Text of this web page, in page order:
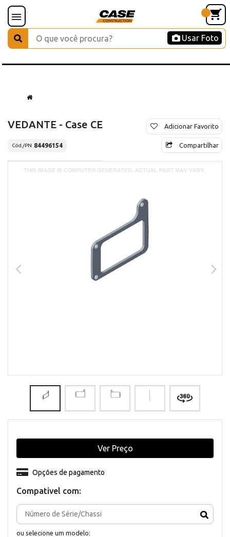
Usar Foto
VEDANTE - Case CE
Cód./PN 84496154
Adicionar Favorito
Compartilhar
Compativel com:
ou selecione um modelo:
Opções de pagamento
Ver Preço